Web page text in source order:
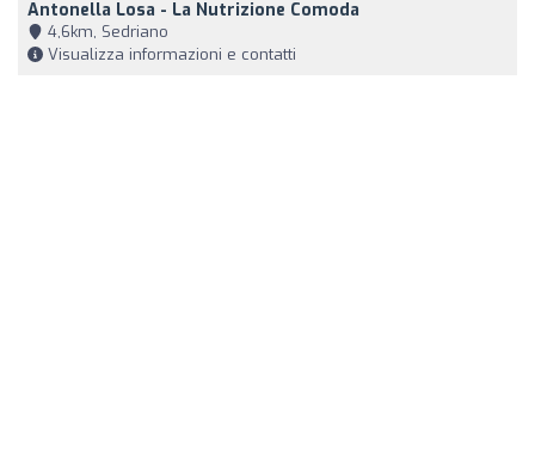
Antonella Losa - La Nutrizione Comoda
4,6km, Sedriano
Visualizza informazioni e contatti